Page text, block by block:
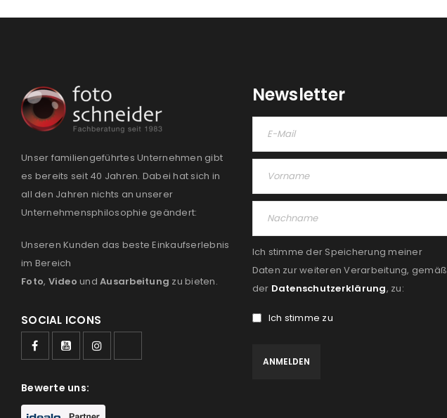
Unser familiengeführtes Unternehmen gibt
es bereits seit 40 Jahren. Dabei hat sich in
all den Jahren nichts an unserer
Unternehmensphilosophie geändert:
Unseren Kunden das beste Einkaufserlebnis
im Bereich
Foto, Video und Ausarbeitung zu bieten.
SOCIAL ICONS
Bewerte uns:
Newsletter
Ich stimme der Speicherung meiner
Daten zur weiteren Verarbeitung, gemäß
der Datenschutzerklärung, zu:
Ich stimme zu